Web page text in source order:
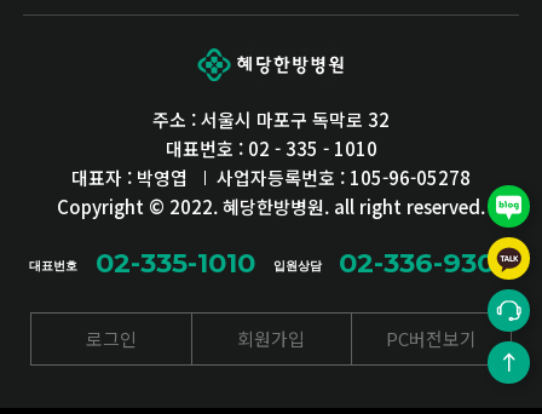
블로그
카카오
상담
TOP
혜당한방병원
주소 : 서울시 마포구 독막로 32
대표번호 : 02 - 335 - 1010
대표자 : 박영엽
사업자등록번호 : 105-96-05278
Copyright © 2022. 혜당한방병원. all right reserved.
대표번호 02-335-1010 입원상담 02-336-9306
로그인 회원가입 PC버전보기